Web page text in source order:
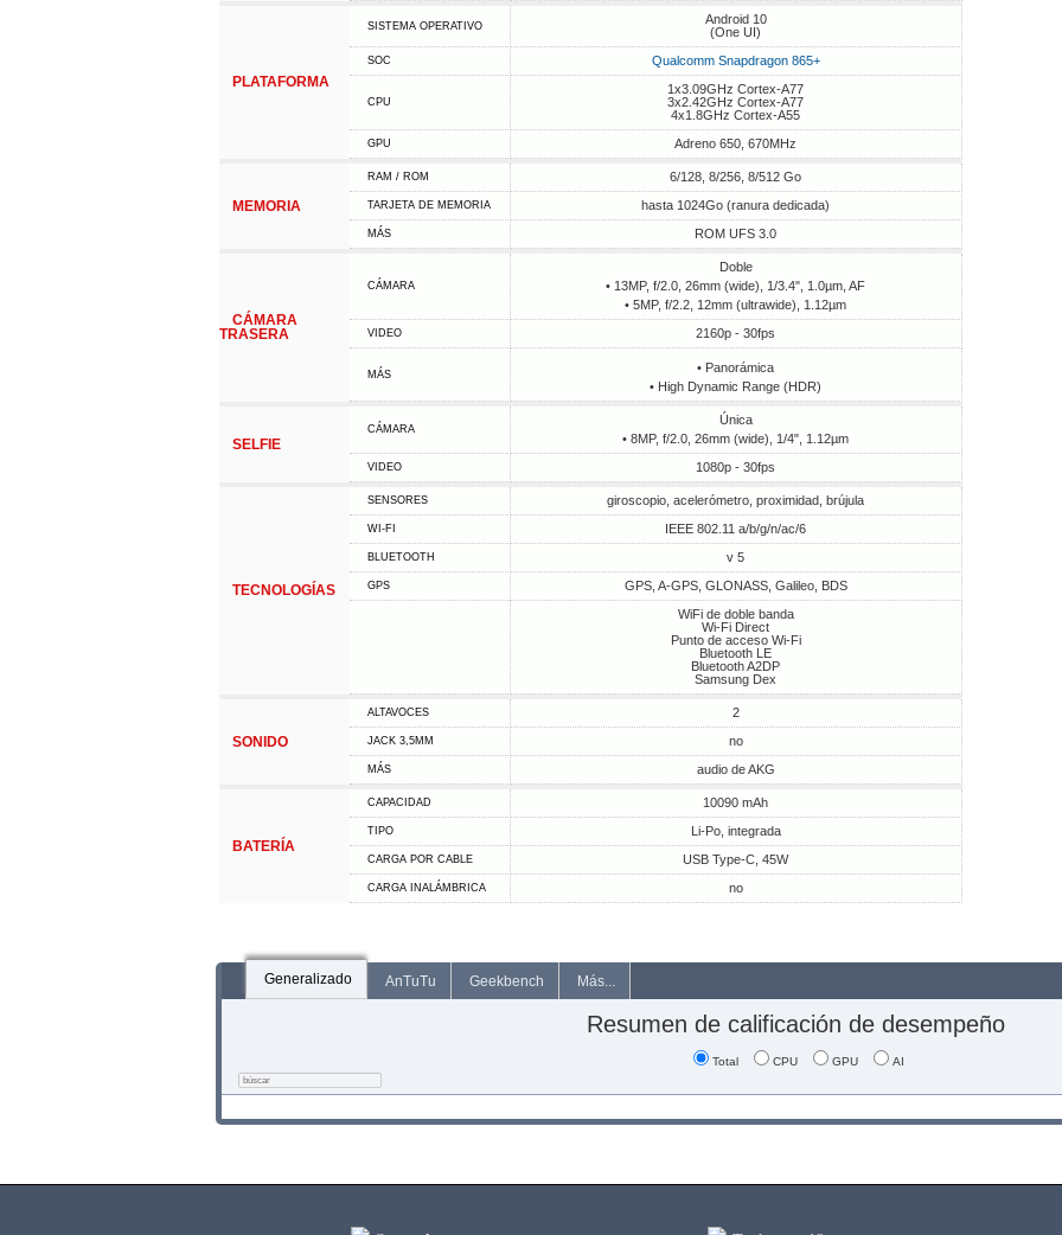
PLATAFORMA
SISTEMA OPERATIVO
Android 10
(One UI)
SOC Qualcomm Snapdragon 865+
CPU
1x3.09GHz Cortex-A77
3x2.42GHz Cortex-A77
4x1.8GHz Cortex-A55
GPU Adreno 650, 670MHz
MEMORIA
RAM / ROM 6/128, 8/256, 8/512 Go
TARJETA DE MEMORIA hasta 1024Go (ranura dedicada)
MÁS ROM UFS 3.0
CÁMARA
TRASERA
CÁMARA
Doble
• 13MP, f/2.0, 26mm (wide), 1/3.4", 1.0µm, AF
• 5MP, f/2.2, 12mm (ultrawide), 1.12µm
VIDEO 2160p - 30fps
MÁS
• Panorámica
• High Dynamic Range (HDR)
SELFIE
CÁMARA
Única
• 8MP, f/2.0, 26mm (wide), 1/4", 1.12µm
VIDEO 1080p - 30fps
TECNOLOGÍAS
SENSORES giroscopio, acelerómetro, proximidad, brújula
WI-FI IEEE 802.11 a/b/g/n/ac/6
BLUETOOTH v 5
GPS
GPS, A-GPS, GLONASS, Galileo, BDS
WiFi de doble banda
Wi-Fi Direct
Punto de acceso Wi-Fi
Bluetooth LE
Bluetooth A2DP
Samsung Dex
SONIDO
ALTAVOCES 2
JACK 3,5MM no
MÁS audio de AKG
BATERÍA
CAPACIDAD 10090 mAh
TIPO Li-Po, integrada
CARGA POR CABLE USB Type-C, 45W
CARGA INALÁMBRICA no
Generalizado AnTuTu Geekbench Más...
Resumen de calificación de desempeño
Total CPU GPU AI